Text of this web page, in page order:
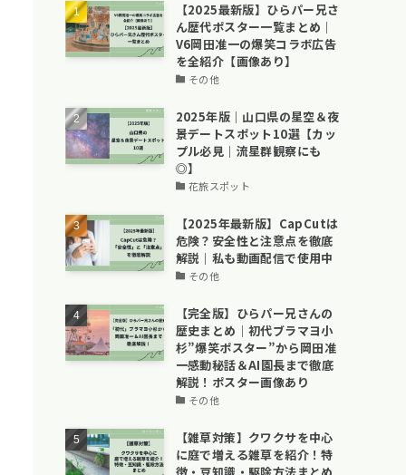
【2025最新版】ひらパー兄さ
ん歴代ポスター一覧まとめ｜
V6岡田准一の爆笑コラボ広告
を全紹介【画像あり】
その他
2025年版｜山口県の星空＆夜
景デートスポット10選【カッ
プル必見｜流星群観察にも
◎】
花旅スポット
【2025年最新版】CapCutは
危険？安全性と注意点を徹底
解説｜私も動画配信で使用中
その他
【完全版】ひらパー兄さんの
歴史まとめ｜初代ブラマヨ小
杉”爆笑ポスター”から岡田准
一感動秘話＆AI園長まで徹底
解説！ポスター画像あり
その他
【雑草対策】クワクサを中心
に庭で増える雑草を紹介！特